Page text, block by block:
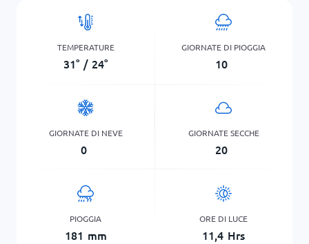
TEMPERATURE
31° / 24°
GIORNATE DI PIOGGIA
10
GIORNATE DI NEVE
0
GIORNATE SECCHE
20
PIOGGIA
181 mm
ORE DI LUCE
11,4 Hrs